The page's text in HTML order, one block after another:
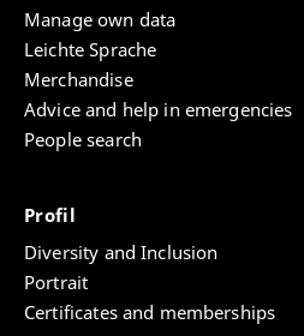
Manage own data
Leichte Sprache
Merchandise
Advice and help in emergencies
People search
Profil
Diversity and Inclusion
Portrait
Certificates and memberships